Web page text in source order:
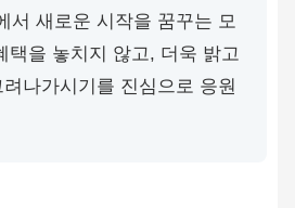
서 새로운 시작을 꿈꾸는 모
택을 놓치지 않고, 더욱 밝고
나가시기를 진심으로 응원